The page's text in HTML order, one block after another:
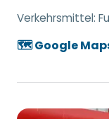
Verkehrsmittel:
🗺️ Google